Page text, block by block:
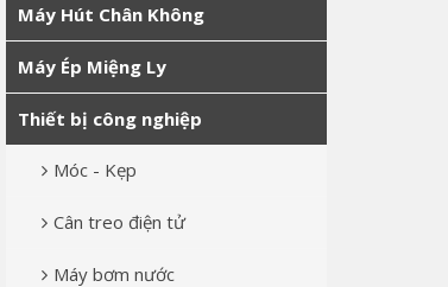
Máy Hút Chân Không
Máy Ép Miệng Ly
Thiết bị công nghiệp
Móc - Kẹp
Cân treo điện tử
Máy bơm nước